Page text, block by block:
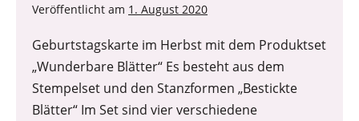
Veröffentlicht am 1. August 2020
Geburtstagskarte im Herbst mit dem Produktset
„Wunderbare Blätter“ Es besteht aus dem
Stempelset und den Stanzformen „Bestickte
Blätter“ Im Set sind vier verschiedene